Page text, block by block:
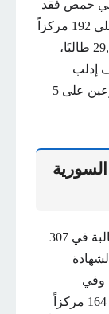
مركزاً، أما في حمص فقد
بلغ عدد المتقدمين 31772 طالباً موزعين على 192 مركزاً
بينها الشريعة. مركز الإعداد، تقدم إليه 29,618 طالبًا،
ريف إدلب
المحرر، بلغ عدد المرشحين 636 طالباً موزعين على 5
أما في حلب، فقد شارك 43.724 طالباً وطالبة في 307
طالباً في الشهادة
على 7 مراكز. وفي
طرطوس تقدم 18409 طلاباً موزعين على 164 مركزاً